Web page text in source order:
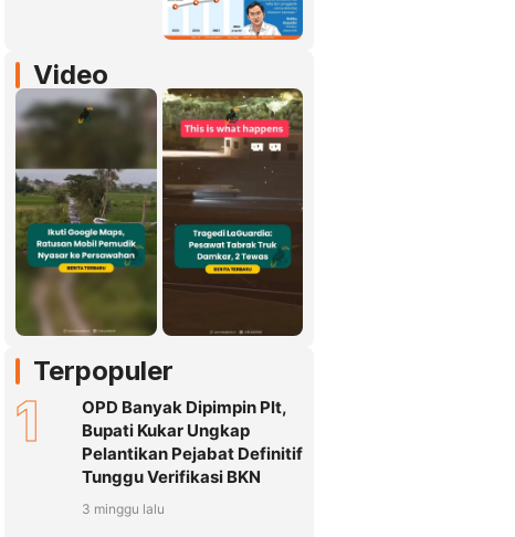
Video
Terpopuler
1
OPD Banyak Dipimpin Plt,
Bupati Kukar Ungkap
Pelantikan Pejabat Definitif
Tunggu Verifikasi BKN
3 minggu lalu